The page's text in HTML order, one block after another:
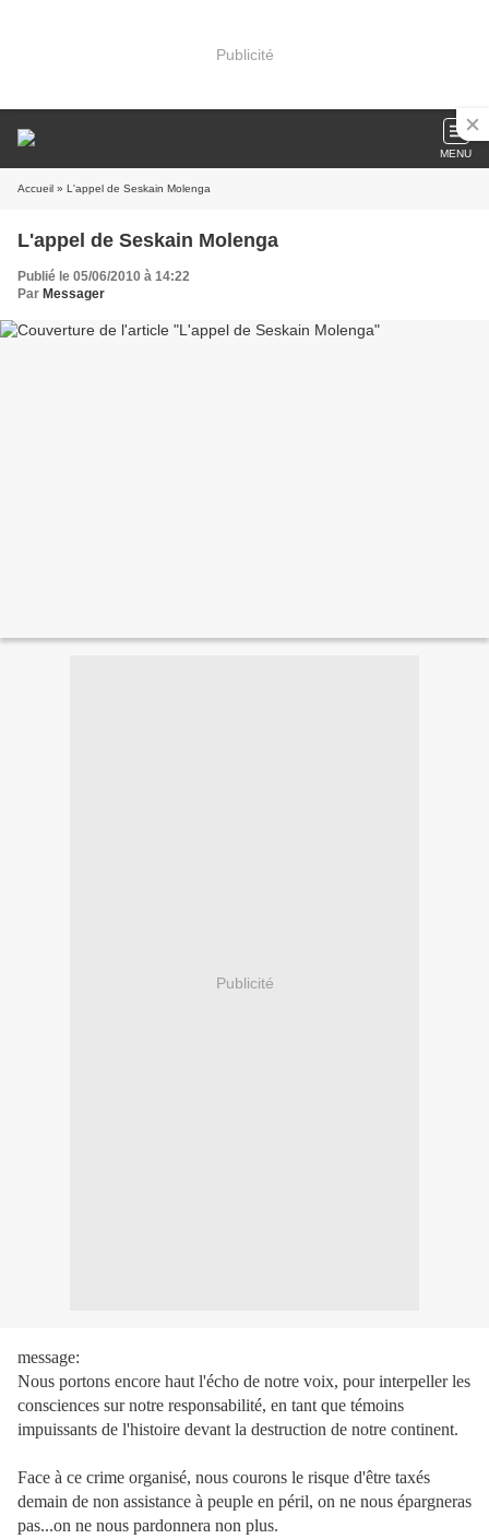
Publicité
MENU
Accueil » L'appel de Seskain Molenga
L'appel de Seskain Molenga
Publié le 05/06/2010 à 14:22
Par Messager
Publicité
message:
Nous portons encore haut l'écho de notre voix, pour interpeller les
consciences sur notre responsabilité, en tant que témoins
impuissants de l'histoire devant la destruction de notre continent.
Face à ce crime organisé, nous courons le risque d'être taxés
demain de non assistance à peuple en péril, on ne nous épargneras
pas...on ne nous pardonnera non plus.